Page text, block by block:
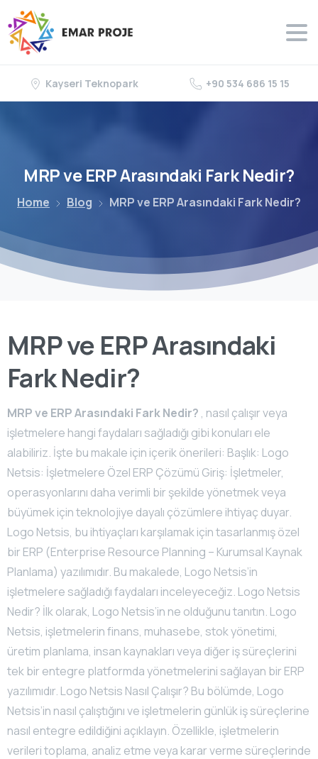
Kayseri Teknopark +90 534 686 15 15
MRPve ERPArasındaki Fark Nedir?
Home Blog MRP ve ERP Arasındaki Fark Nedir?
MRP ve ERP Arasındaki
Fark Nedir?
MRP ve ERP Arasındaki Fark Nedir? , nasıl çalışır veya
işletmelere hangi faydaları sağladığı gibi konuları ele
alabiliriz. İşte bu makale için içerik önerileri: Başlık: Logo
Netsis: İşletmelere Özel ERP Çözümü Giriş: İşletmeler,
operasyonlarını daha verimli bir şekilde yönetmek veya
büyümek için teknolojiye dayalı çözümlere ihtiyaç duyar.
Logo Netsis, bu ihtiyaçları karşılamak için tasarlanmış özel
bir ERP (Enterprise Resource Planning – Kurumsal Kaynak
Planlama) yazılımıdır. Bu makalede, Logo Netsis’in
işletmelere sağladığı faydaları inceleyeceğiz. Logo Netsis
Nedir? İlk olarak, Logo Netsis’in ne olduğunu tanıtın. Logo
Netsis, işletmelerin finans, muhasebe, stok yönetimi,
üretim planlama, insan kaynakları veya diğer iş süreçlerini
tek bir entegre platformda yönetmelerini sağlayan bir ERP
yazılımıdır. Logo Netsis Nasıl Çalışır? Bu bölümde, Logo
Netsis’in nasıl çalıştığını ve işletmelerin günlük iş süreçlerine
nasıl entegre edildiğini açıklayın. Özellikle, işletmelerin
verileri toplama, analiz etme veya karar verme süreçlerinde